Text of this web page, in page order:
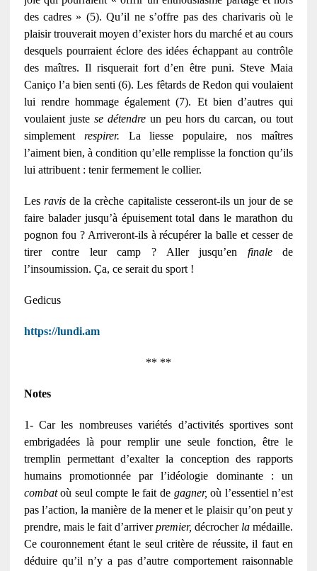
des cadres » (5). Qu’il ne s’offre pas des charivaris où le
plaisir trouverait moyen d’exister hors du marché et au cours
desquels pourraient éclore des idées échappant au contrôle
des maîtres. Il risquerait fort d’en être puni. Steve Maia
Caniço l’a bien senti (6). Les fêtards de Redon qui voulaient
lui rendre hommage également (7). Et bien d’autres qui
voulaient juste se détendreun peu hors du carcan, ou tout
simplement respirer. La liesse populaire, nos maîtres
l’aiment bien, à condition qu’elle remplisse la fonction qu’ils
lui attribuent : tenir fermement le collier.
Les ravisde la crèche capitaliste cesseront-ils un jour de se
faire balader jusqu’à épuisement total dans le marathon du
pognon fou ? Arriveront-ils à récupérer la balle et cesser de
tirer contre leur camp ? Aller jusqu’en finalede
l’insoumission. Ça, ce serait du sport !
Gedicus
https://lundi.am
** **
Notes
1- Car les nombreuses variétés d’activités sportives sont
embrigadées là pour remplir une seule fonction, être le
tremplin permettant d’exalter la conception des rapports
humains promotionnée par l’idéologie dominante : un
combatoù seul compte le fait de gagner, où l’essentiel n’est
pas l’action, la manière de la mener et le plaisir qu’on peut y
prendre, mais le fait d’arriverpremier, décrocher lamédaille.
Ce couronnement étant le seul critère de réussite, il faut en
déduire qu’il n’y a pas d’autre comportement raisonnable